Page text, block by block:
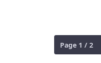
Page 1 / 2